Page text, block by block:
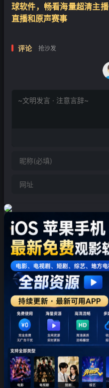
球软件，畅看海量超清主播
直播和原声赛事
评论 抢沙发